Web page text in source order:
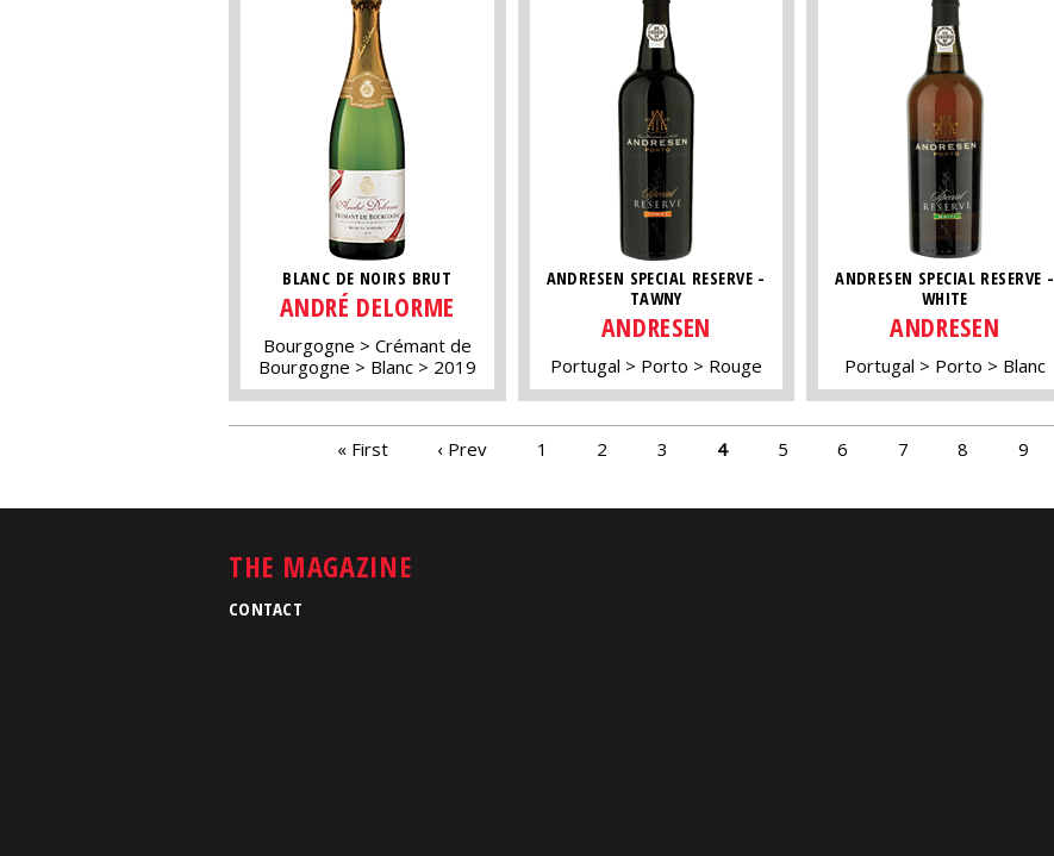
BLANC DE NOIRS BRUT
ANDRÉ DELORME
Bourgogne
Crémant de
Bourgogne
Blanc 2019
ANDRESEN SPECIAL RESERVE -
TAWNY
ANDRESEN
Portugal Porto Rouge
ANDRESEN SPECIAL RESERVE -
WHITE
ANDRESEN
Portugal Porto Blanc
« First ‹ Prev 1 2 3 4 5 6 7 8 9
THE MAGAZINE
CONTACT